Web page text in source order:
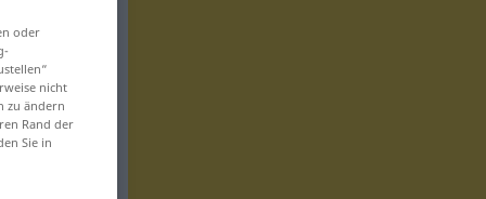
oder
nicht
zu ändern
Rand der
Sie in